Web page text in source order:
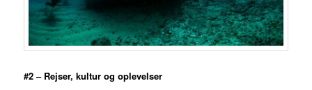
#2 – Rejser, kultur og oplevelser